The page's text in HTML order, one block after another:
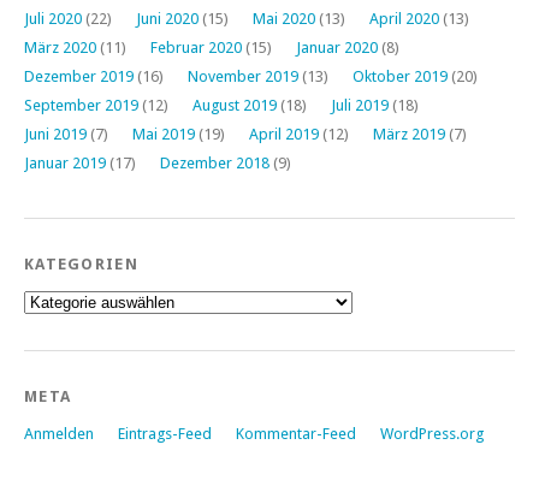
Juli 2020 (22) Juni 2020 (15) Mai 2020 (13) April 2020 (13)
März 2020 (11) Februar 2020 (15) Januar 2020 (8)
Dezember 2019 (16) November 2019 (13) Oktober 2019 (20)
September 2019 (12) August 2019 (18) Juli 2019 (18)
Juni 2019 (7) Mai 2019 (19) April 2019 (12) März 2019 (7)
Januar 2019 (17) Dezember 2018 (9)
KATEGORIEN
Kategorien
META
Anmelden Eintrags-Feed Kommentar-Feed WordPress.org